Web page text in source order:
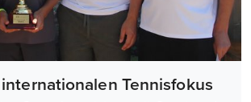
Tennisfokus